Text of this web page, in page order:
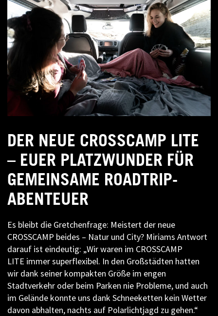
DER NEUE CROSSCAMP LITE
– EUER PLATZWUNDER FÜR
GEMEINSAME ROADTRIP-
ABENTEUER
Es bleibt die Gretchenfrage: Meistert der neue
CROSSCAMP beides – Natur und City? Miriams Antwort
darauf ist eindeutig: „Wir waren im CROSSCAMP
LITE immer superflexibel. In den Großstädten hatten
wir dank seiner kompakten Größe im engen
Stadtverkehr oder beim Parken nie Probleme, und auch
im Gelände konnte uns dank Schneeketten kein Wetter
davon abhalten, nachts auf Polarlichtjagd zu gehen.“